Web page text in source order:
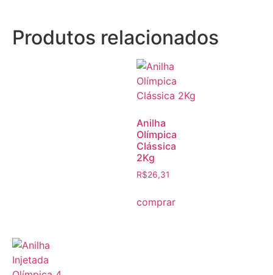
Produtos relacionados
Anilha
Olímpica
Clássica
2Kg
R$26,31
comprar